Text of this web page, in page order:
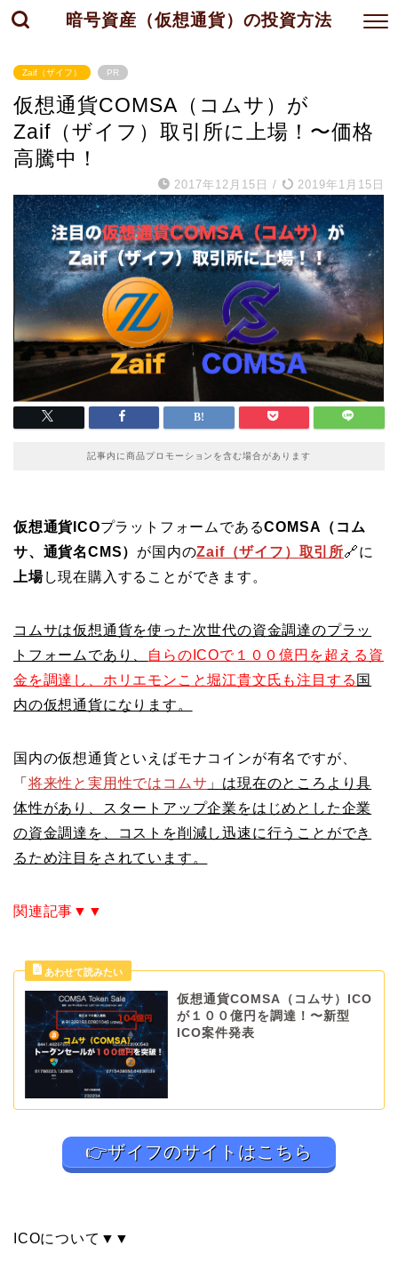
暗号資産（仮想通貨）の投資方法
Zaif（ザイフ） PR
仮想通貨COMSA（コムサ）が
Zaif（ザイフ）取引所に上場！〜価格
高騰中！
2017年12月15日 / 2019年1月15日
記事内に商品プロモーションを含む場合があります
仮想通貨ICOプラットフォームであるCOMSA（コム
サ、通貨名CMS） が国内のZaif（ザイフ）取引所🔗に
上場し現在購入することができます。
コムサは仮想通貨を使った次世代の資金調達のプラッ
トフォームであり、
自らのICOで１００億円を超える資
金を調達し、ホリエモンこと堀江貴文氏も注目する 国
内の仮想通貨になります。
国内の仮想通貨といえばモナコインが有名ですが、
「 将来性と実用性ではコムサ 」は現在のところより具
体性があり、スタートアップ企業をはじめとした企業
の資金調達を、コストを削減し迅速に行うことができ
るため注目をされています。
関連記事▼▼
仮想通貨COMSA（コムサ）ICO
が１００億円を調達！〜新型
ICO案件発表
👉ザイフのサイトはこちら
ICOについて▼▼